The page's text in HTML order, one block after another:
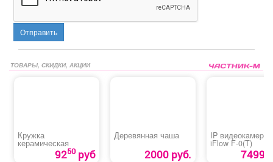
Отправить
ТОВАРЫ, СКИДКИ, АКЦИИ
Кружка
керамическая
9250руб
Деревянная чаша
2000 руб.
IP видеокaмepa
iFlow F-0(T)
7499